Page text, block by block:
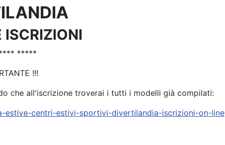
ISCRIZIONI
*****
!!!
che all'iscrizione troverai i tutti i modelli già compilati:
centri-estivi-sportivi-divertilandia-iscrizioni-on-line